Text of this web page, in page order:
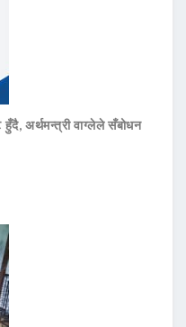
अर्थमन्त्री वाग्लेले सँबोधन